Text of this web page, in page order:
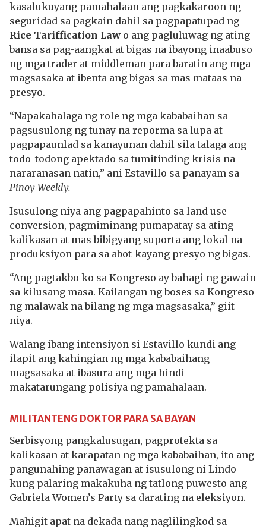
kasalukuyang pamahalaan ang pagkakaroon ng
seguridad sa pagkain dahil sa pagpapatupad ng
Rice Tariffication Law o ang pagluluwag ng ating
bansa sa pag-aangkat at bigas na ibayong inaabuso
ng mga trader at middleman para baratin ang mga
magsasaka at ibenta ang bigas sa mas mataas na
presyo.
“Napakahalaga ng role ng mga kababaihan sa
pagsusulong ng tunay na reporma sa lupa at
pagpapaunlad sa kanayunan dahil sila talaga ang
todo-todong apektado sa tumitinding krisis na
nararanasan natin,” ani Estavillo sa panayam sa
Pinoy Weekly.
Isusulong niya ang pagpapahinto sa land use
conversion, pagmiminang pumapatay sa ating
kalikasan at mas bibigyang suporta ang lokal na
produksiyon para sa abot-kayang presyo ng bigas.
“Ang pagtakbo ko sa Kongreso ay bahagi ng gawain
sa kilusang masa. Kailangan ng boses sa Kongreso
ng malawak na bilang ng mga magsasaka,” giit
niya.
Walang ibang intensiyon si Estavillo kundi ang
ilapit ang kahingian ng mga kababaihang
magsasaka at ibasura ang mga hindi
makatarungang polisiya ng pamahalaan.
MILITANTENG DOKTOR PARA SA BAYAN
Serbisyong pangkalusugan, pagprotekta sa
kalikasan at karapatan ng mga kababaihan, ito ang
pangunahing panawagan at isusulong ni Lindo
kung palaring makakuha ng tatlong puwesto ang
Gabriela Women’s Party sa darating na eleksiyon.
Mahigit apat na dekada nang naglilingkod sa